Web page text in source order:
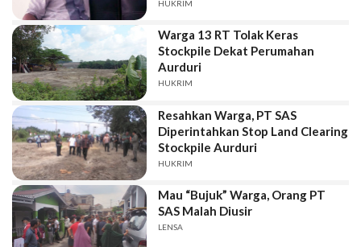
HUKRIM
Warga 13 RT Tolak Keras
Stockpile Dekat Perumahan
Aurduri
HUKRIM
Resahkan Warga, PT SAS
Diperintahkan Stop Land Clearing
Stockpile Aurduri
HUKRIM
Mau “Bujuk” Warga, Orang PT
SAS Malah Diusir
LENSA